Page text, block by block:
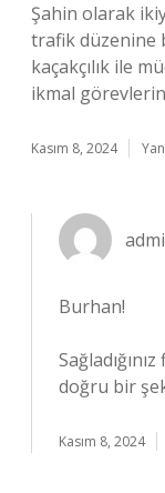
Şahin olarak
trafik düzenine
kaçakçılık ile
ikmal
Kasım 8, 2024
Burhan!
doğru bir
Kasım 8, 2024